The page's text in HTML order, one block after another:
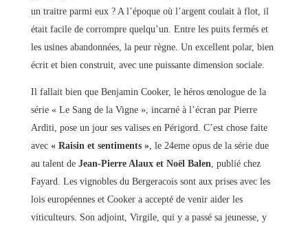
un traitre parmi eux ? A l’époque où l’argent coulait à flot, il
était facile de corrompre quelqu’un. Entre les puits fermés et
les usines abandonnées, la peur règne. Un excellent polar, bien
écrit et bien construit, avec une puissante dimension sociale.
Il fallait bien que Benjamin Cooker, le héros œnologue de la
série « Le Sang de la Vigne », incarné à l’écran par Pierre
Arditi, pose un jour ses valises en Périgord. C’est chose faite
avec « Raisin et sentiments », le 24eme opus de la série due
au talent de Jean-Pierre Alaux et Noël Balen, publié chez
Fayard. Les vignobles du Bergeracois sont aux prises avec les
lois européennes et Cooker a accepté de venir aider les
viticulteurs. Son adjoint, Virgile, qui y a passé sa jeunesse, y